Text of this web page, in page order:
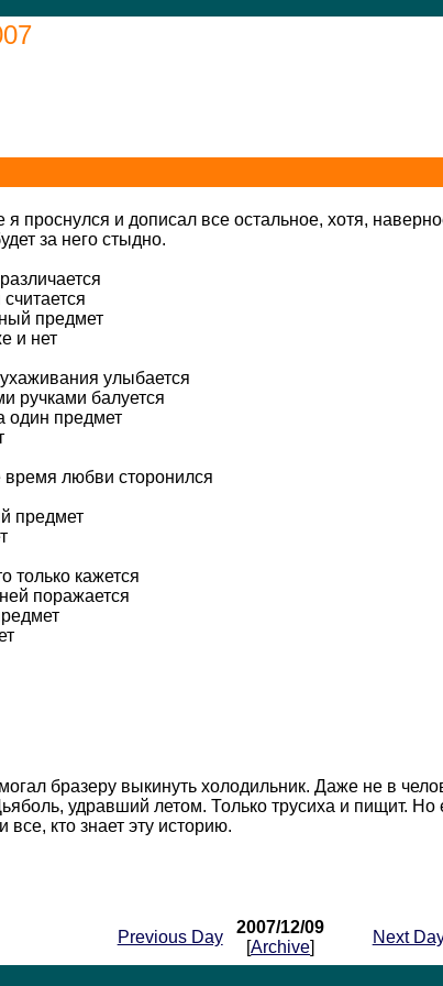
проснулся и дописал все остальное, хотя,
за него стыдно.
предмет
и нет
улыбается
ручками балуется
один предмет
время любви сторонился
предмет
только кажется
поражается
бразеру выкинуть холодильник. Даже не в
удравший летом. Только трусиха и пищит. Но
все, кто знает эту историю.
Previous Day
2007/12/09
[Archive
Next